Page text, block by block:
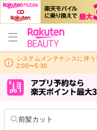
システムメンテナンスに伴
2:00〜5:30
前髪カット